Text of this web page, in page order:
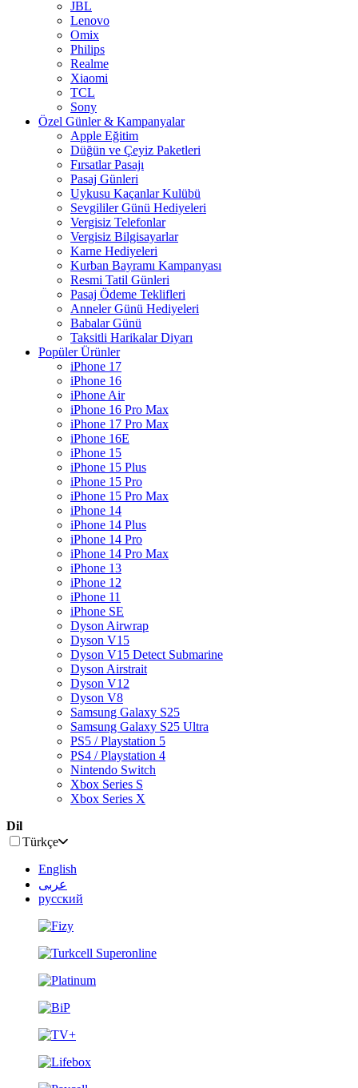
JBL
Lenovo
Omix
Philips
Realme
Xiaomi
TCL
Sony
Özel Günler & Kampanyalar
Apple Eğitim
Düğün ve Çeyiz Paketleri
Fırsatlar Pasajı
Pasaj Günleri
Uykusu Kaçanlar Kulübü
Sevgililer Günü Hediyeleri
Vergisiz Telefonlar
Vergisiz Bilgisayarlar
Karne Hediyeleri
Kurban Bayramı Kampanyası
Resmi Tatil Günleri
Pasaj Ödeme Teklifleri
Anneler Günü Hediyeleri
Babalar Günü
Taksitli Harikalar Diyarı
Popüler Ürünler
iPhone 17
iPhone 16
iPhone Air
iPhone 16 Pro Max
iPhone 17 Pro Max
iPhone 16E
iPhone 15
iPhone 15 Plus
iPhone 15 Pro
iPhone 15 Pro Max
iPhone 14
iPhone 14 Plus
iPhone 14 Pro
iPhone 14 Pro Max
iPhone 13
iPhone 12
iPhone 11
iPhone SE
Dyson Airwrap
Dyson V15
Dyson V15 Detect Submarine
Dyson Airstrait
Dyson V12
Dyson V8
Samsung Galaxy S25
Samsung Galaxy S25 Ultra
PS5 / Playstation 5
PS4 / Playstation 4
Nintendo Switch
Xbox Series S
Xbox Series X
Dil
Türkçe
English
عربى
русский